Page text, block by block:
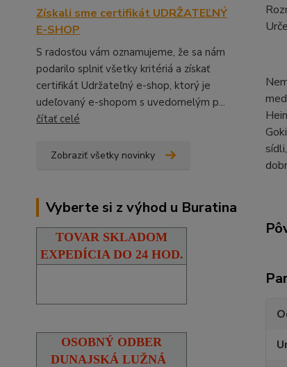
Získali sme certifikát UDRŽATEĽNÝ
E-SHOP
S radosťou vám oznamujeme, že sa nám
podarilo splniť všetky kritériá a získať
certifikát Udržateľný e-shop, ktorý je
udeľovaný e-shopom s uvedomelým p...
čítať celé
Zobraziť všetky novinky
Vyberte si z výhod u Buratina
TOVAR SKLADOM
EXPEDÍCIA DO 24 HOD.
OSOBNÝ ODBER
DUNAJSKÁ LUŽNÁ